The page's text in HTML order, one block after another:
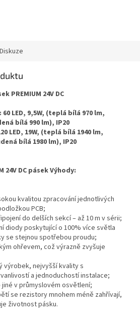
Diskuze
PREMIUM 24V DC
LED, 9,5W, (teplá bílá 970 lm,
bílá 990 lm), IP20
LED, 19W, (teplá bílá 1940 lm,
bílá 1980 lm), IP20
24V DC pásek Výhody:
kvalitou zpracování jednotlivých
PCB;
do delších sekcí – až 10 m v sérii;
diody poskytující o 100% více světla
se stejnou spotřebou proudu;
ohřevem, což výrazně zvyšuje
výrobek, nejvyšší kvality s
a jednoduchostí instalace;
v průmyslovém osvětlení;
se rezistory mnohem méně zahřívají,
životnost pásku.